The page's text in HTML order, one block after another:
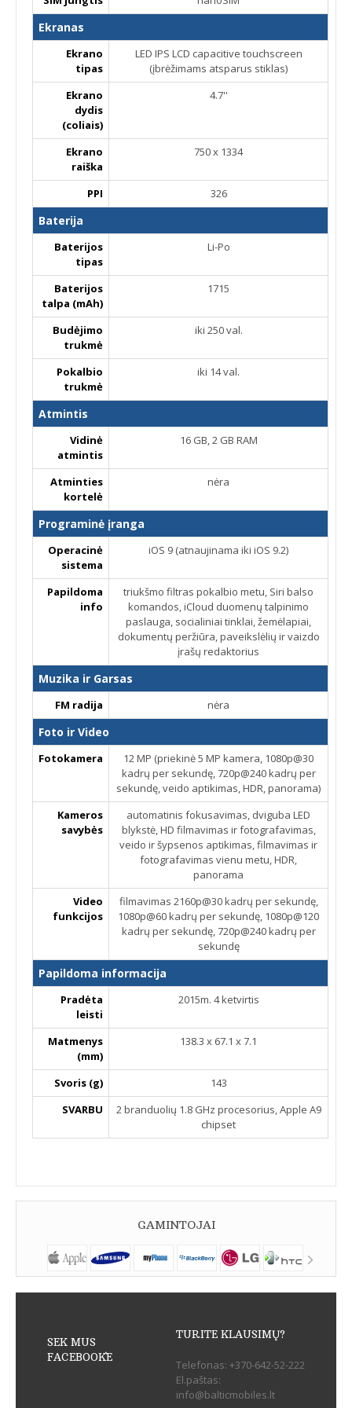
Ekranas
Ekrano
tipas
LED IPS LCD capacitive touchscreen
(įbrėžimams atsparus stiklas)
Ekrano
dydis
(coliais)
4.7''
Ekrano
raiška
750 x 1334
PPI 326
Baterija
Baterijos
tipas
Li-Po
Baterijos
talpa (mAh)
1715
Budėjimo
trukmė
iki 250 val.
Pokalbio
trukmė
iki 14 val.
Atmintis
Vidinė
atmintis
16 GB, 2 GB RAM
Atminties
kortelė
nėra
Programinė įranga
Operacinė
sistema
iOS 9 (atnaujinama iki iOS 9.2)
Papildoma
info
triukšmo filtras pokalbio metu, Siri balso
komandos, iCloud duomenų talpinimo
paslauga, socialiniai tinklai, žemėlapiai,
dokumentų peržiūra, paveikslėlių ir vaizdo
įrašų redaktorius
Muzika ir Garsas
FM radija nėra
Foto ir Video
Fotokamera
12 MP (priekinė 5 MP kamera, 1080p@30
kadrų per sekundę, 720p@240 kadrų per
sekundę, veido aptikimas, HDR, panorama)
Kameros
savybės
automatinis fokusavimas, dviguba LED
blykstė, HD filmavimas ir fotografavimas,
veido ir šypsenos aptikimas, filmavimas ir
fotografavimas vienu metu, HDR,
panorama
Video
funkcijos
filmavimas 2160p@30 kadrų per sekundę,
1080p@60 kadrų per sekundę, 1080p@120
kadrų per sekundę, 720p@240 kadrų per
sekundę
Papildoma informacija
Pradėta
leisti
2015m. 4 ketvirtis
Matmenys
(mm)
138.3 x 67.1 x 7.1
Svoris (g)
143
SVARBU
2 branduolių 1.8 GHz procesorius, Apple A9
chipset
GAMINTOJAI
SEK MUS
FACEBOOK`E
TURITE KLAUSIMŲ?
Telefonas: +370-642-52-222
El.paštas:
info@balticmobiles.lt